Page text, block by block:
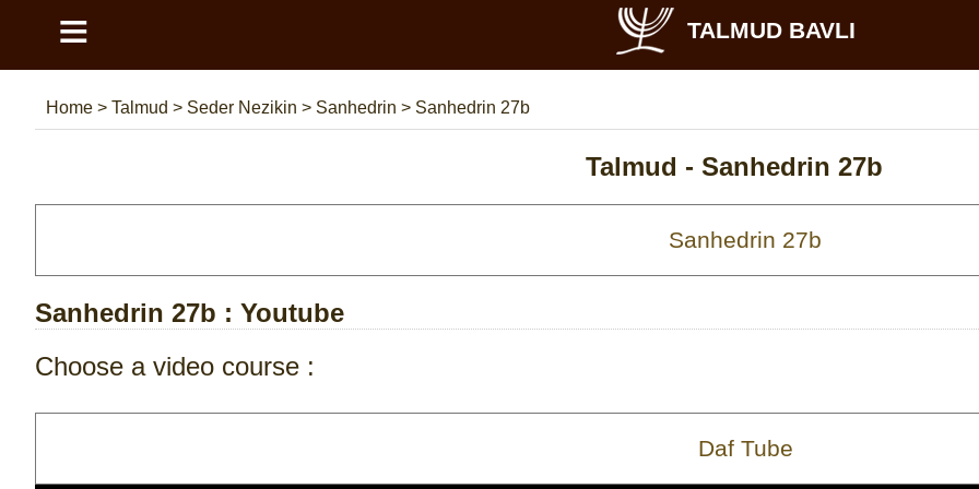
≡ TALMUD BAVLI
Home > Talmud > Seder Nezikin > Sanhedrin > Sanhedrin 27b
Talmud - Sanhedrin 27b
Sanhedrin 27b : Youtube
Choose a video course :